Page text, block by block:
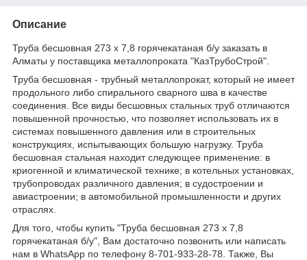
Описание
Труба бесшовная 273 х 7,8 горячекатаная б/у заказать в
Алматы у поставщика металлопроката "КазТрубоСтрой".
Труба бесшовная - трубный металлопрокат, который не имеет
продольного либо спирального сварного шва в качестве
соединения. Все виды бесшовных стальных труб отличаются
повышенной прочностью, что позволяет использовать их в
системах повышенного давления или в строительных
конструкциях, испытывающих большую нагрузку. Труба
бесшовная стальная находит следующее применение: в
криогенной и климатической технике; в котельных установках,
трубопроводах различного давления; в судостроении и
авиастроении; в автомобильной промышленности и других
отраслях.
Для того, чтобы купить "Труба бесшовная 273 х 7,8
горячекатаная б/у", Вам достаточно позвонить или написать
нам в WhatsApp по телефону 8-701-933-28-78. Также, Вы